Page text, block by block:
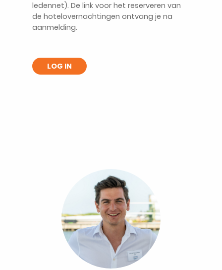
ledennet). De link voor het reserveren van
de hotelovernachtingen ontvang je na
aanmelding.
LOG IN